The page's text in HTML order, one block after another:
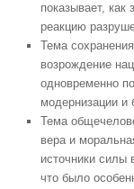
показывает,
реакцию
Тема
возрождение
одновременно
модернизации и
Тема
вера и
источники силы
что было